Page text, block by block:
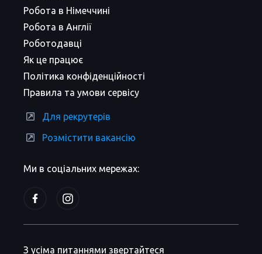
Ми в соціальних мережах:
Робота в Німеччині
Робота в Англії
Роботодавці
Як це працює
Політика конфіденційності
Правила та умови сервісу
Для рекрутерів
Розмістити вакансію
З усіма питаннями звертайтеся